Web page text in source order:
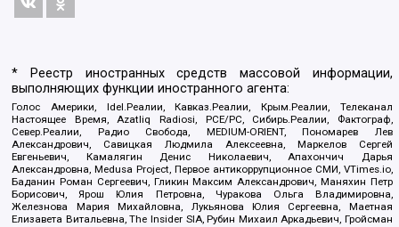
* Реестр иностранных средств массовой информации,
выполняющих функции иностранного агента:
Голос Америки, Idel.Реалии, Кавказ.Реалии, Крым.Реалии, Телеканал
Настоящее Время, Azatliq Radiosi, PCE/PC, Сибирь.Реалии, Фактограф,
Север.Реалии, Радио Свобода, MEDIUM-ORIENT, Пономарев Лев
Александрович, Савицкая Людмила Алексеевна, Маркелов Сергей
Евгеньевич, Камалягин Денис Николаевич, Апахончич Дарья
Александровна, Medusa Project, Первое антикоррупционное СМИ, VTimes.io,
Баданин Роман Сергеевич, Гликин Максим Александрович, Маняхин Петр
Борисович, Ярош Юлия Петровна, Чуракова Ольга Владимировна,
Железнова Мария Михайловна, Лукьянова Юлия Сергеевна, Маетная
Елизавета Витальевна, The Insider SIA, Рубин Михаил Аркадьевич, Гройсман